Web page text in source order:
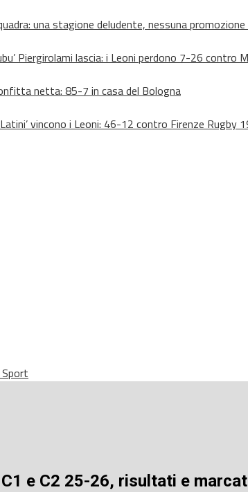
una stagione deludente, nessuna
Piergirolami lascia: i Leoni perdono 7-26 contro
netta: 85-7 in casa del Bologna
vincono i Leoni: 46-12 contro Firenze Rugby
e C2 25-26, risultati e